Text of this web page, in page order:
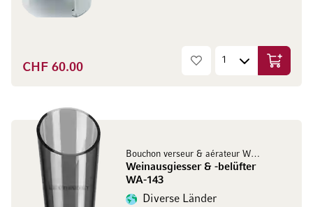
CHF 60.00 In den
Bouchon verseur & aérateur WA-143
Weinausgiesser & -belüfter
WA-143
Diverse Länder